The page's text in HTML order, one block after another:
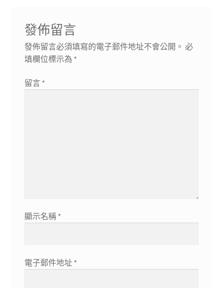
覽發佈留言
發佈留言必須填寫的電子郵件地址不會公開。 必
填欄位標示為 *
留言 *
顯示名稱 *
電子郵件地址 *